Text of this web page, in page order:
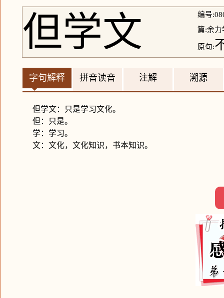
但学文
编号
篇:余力
原句:
字句解释 拼音读音 注解 溯源
但学文：只是学习文化。
但：只是。
学：学习。
文：文化，文化知识，书本知识。